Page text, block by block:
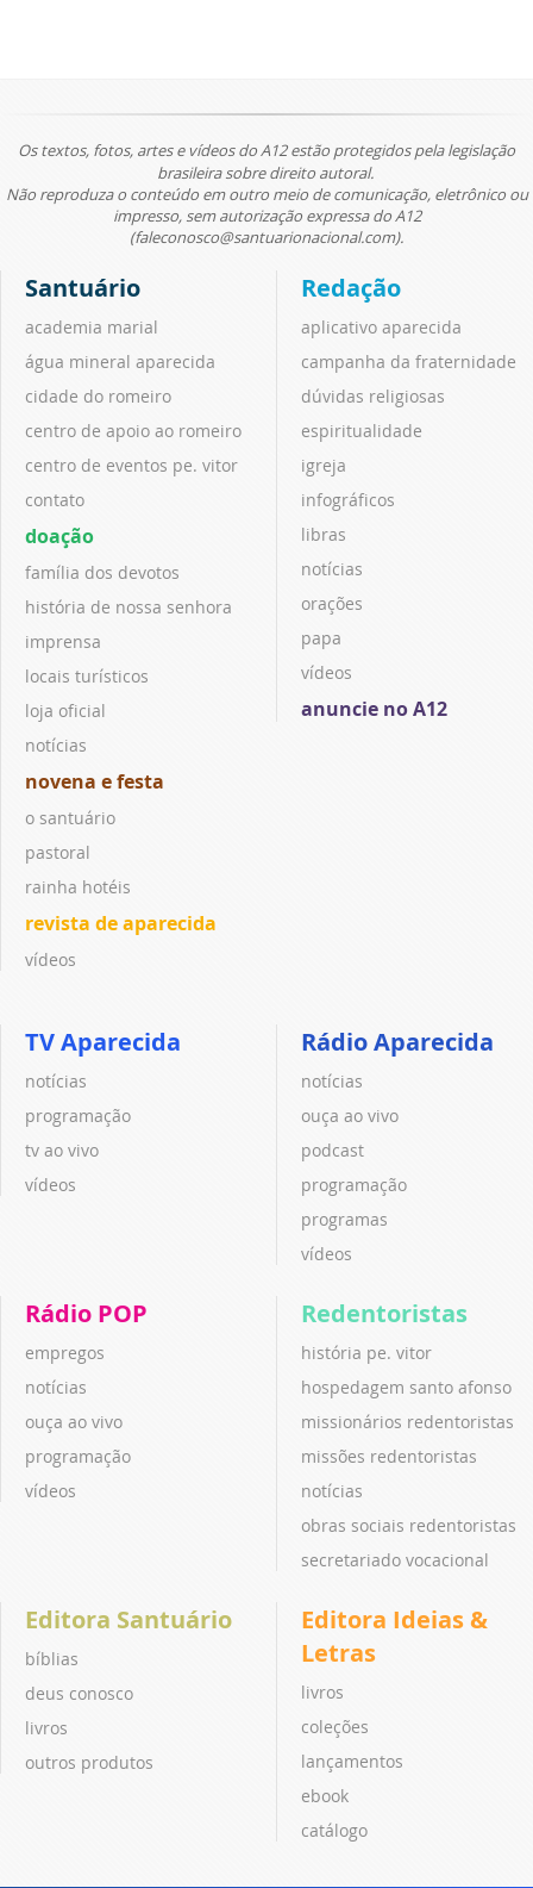
Os textos, fotos, artes e vídeos do A12 estão protegidos pela legislação
brasileira sobre direito autoral.
Não reproduza o conteúdo em outro meio de comunicação, eletrônico ou
impresso, sem autorização expressa do A12
(faleconosco@santuarionacional.com).
Santuário
academia marial
água mineral aparecida
cidade do romeiro
centro de apoio ao romeiro
centro de eventos pe. vitor
contato
doação
família dos devotos
história de nossa senhora
imprensa
locais turísticos
loja oficial
notícias
novena e festa
o santuário
pastoral
rainha hotéis
revista de aparecida
vídeos
Redação
aplicativo aparecida
campanha da fraternidade
dúvidas religiosas
espiritualidade
igreja
infográficos
libras
notícias
orações
papa
vídeos
anuncie no A12
TV Aparecida
notícias
programação
tv ao vivo
vídeos
Rádio Aparecida
notícias
ouça ao vivo
podcast
programação
programas
vídeos
Rádio POP
empregos
notícias
ouça ao vivo
programação
vídeos
Redentoristas
história pe. vitor
hospedagem santo afonso
missionários redentoristas
missões redentoristas
notícias
obras sociais redentoristas
secretariado vocacional
Editora Santuário
bíblias
deus conosco
livros
outros produtos
Editora Ideias &
Letras
livros
coleções
lançamentos
ebook
catálogo